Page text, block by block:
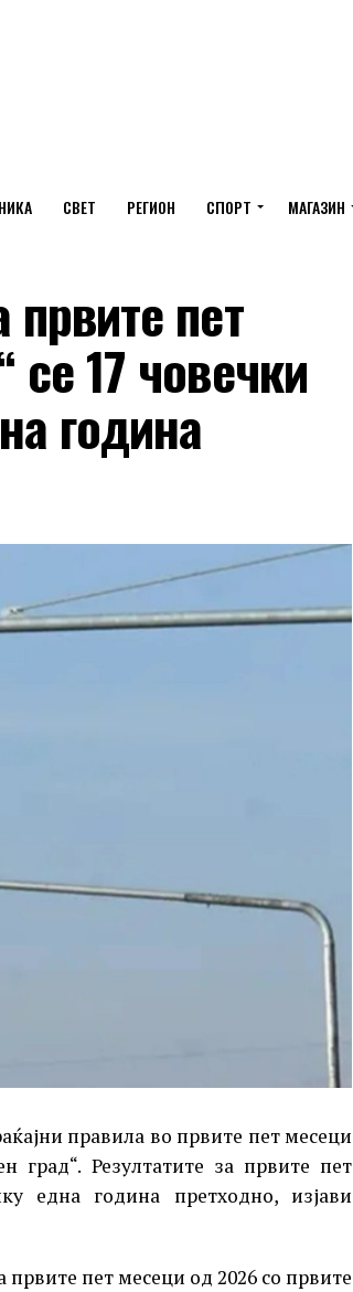
СВЕТ РЕГИОН СПОРТ МАГАЗИН
пет
17 човечки
година
правила во првите пет месеци
град“. Резултатите за првите пет
една година претходно, изјави
пет месеци од 2026 со првите